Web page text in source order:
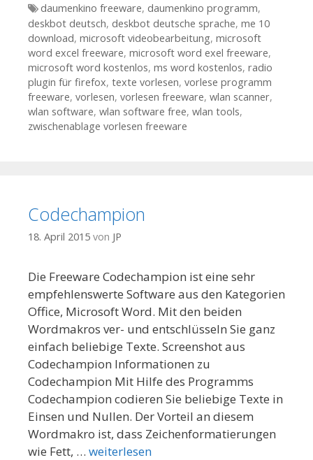
Tags
daumenkino freeware, daumenkino programm,
deskbot deutsch, deskbot deutsche sprache, me 10
download, microsoft videobearbeitung, microsoft
word excel freeware, microsoft word exel freeware,
microsoft word kostenlos, ms word kostenlos, radio
plugin für firefox, texte vorlesen, vorlese programm
freeware, vorlesen, vorlesen freeware, wlan scanner,
wlan software, wlan software free, wlan tools,
zwischenablage vorlesen freeware
Codechampion
18. April 2015 von JP
Die Freeware Codechampion ist eine sehr
empfehlenswerte Software aus den Kategorien
Office, Microsoft Word. Mit den beiden
Wordmakros ver- und entschlüsseln Sie ganz
einfach beliebige Texte. Screenshot aus
Codechampion Informationen zu
Codechampion Mit Hilfe des Programms
Codechampion codieren Sie beliebige Texte in
Einsen und Nullen. Der Vorteil an diesem
Wordmakro ist, dass Zeichenformatierungen
wie Fett, … weiterlesen